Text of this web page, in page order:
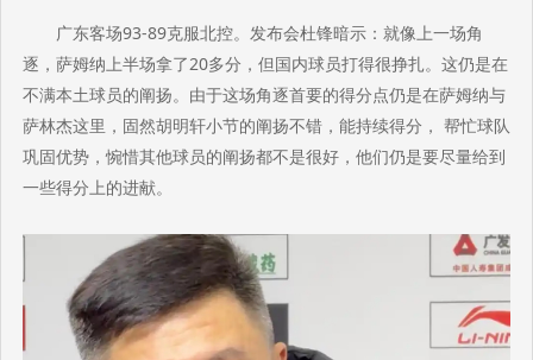
广东客场93-89克服北控。发布会杜锋暗示：就像上一场角
逐，萨姆纳上半场拿了20多分，但国内球员打得很挣扎。这仍是在
不满本土球员的阐扬。由于这场角逐首要的得分点仍是在萨姆纳与
萨林杰这里，固然胡明轩小节的阐扬不错，能持续得分， 帮忙球队
巩固优势，惋惜其他球员的阐扬都不是很好，他们仍是要尽量给到
一些得分上的进献。